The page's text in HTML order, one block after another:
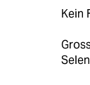
Kein